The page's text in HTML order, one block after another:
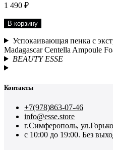
1 490 ₽
В корзину
Успокаивающая пенка с
Madagascar Centella Ampoule
BEAUTY ESSE
Контакты
+7(978)863-07-46
info@esse.store
г.Симферополь,
с 10:00 до 19:00. Без